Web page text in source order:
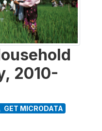
2010-
GET MICRODATA